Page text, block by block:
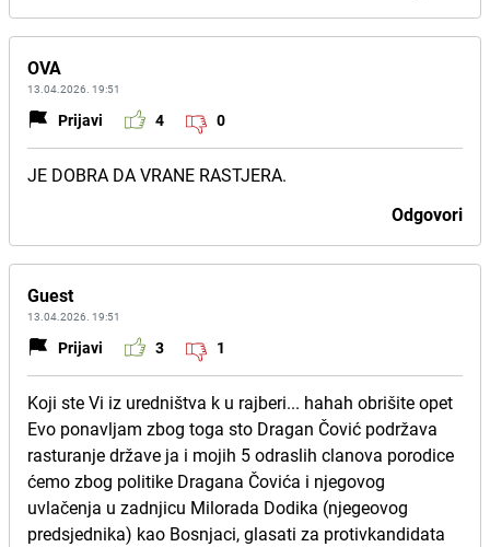
OVA
13.04.2026. 19:51
Prijavi 4 0
JE DOBRA DA VRANE RASTJERA.
Odgovori
Guest
13.04.2026. 19:51
Prijavi 3 1
Koji ste Vi iz uredništva k u rajberi... hahah obrišite opet
Evo ponavljam zbog toga sto Dragan Čović podržava
rasturanje države ja i mojih 5 odraslih clanova porodice
ćemo zbog politike Dragana Čovića i njegovog
uvlačenja u zadnjicu Milorada Dodika (njegeovog
predsjednika) kao Bosnjaci, glasati za protivkandidata